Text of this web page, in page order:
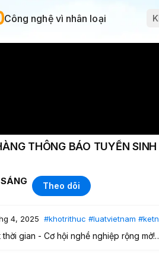
Công nghệ vì nhân loại
THÔNG BÁO TUYỂN
Theo dõi
4, 2025 #khotrithuc #luatvietnam
gian - Cơ hội nghề nghiệp rộng mở!